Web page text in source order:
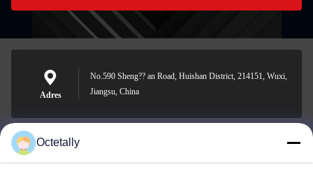
Adres
No.590 Sheng?? an Road, Huishan District, 214151, Wuxi,
Jiangsu, China
sales@wellleader.com
Octetally